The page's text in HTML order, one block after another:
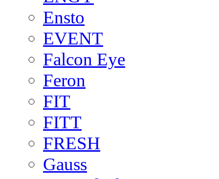
Ensto
EVENT
Falcon Eye
Feron
FIT
FITT
FRESH
Gauss